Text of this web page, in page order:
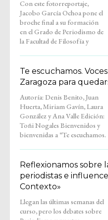
Con este fotorreportaje,
Jacobo García Ochoa pone el
broche final a su formación
en el Grado de Periodismo de
la Facultad de Filosofía y
Letras y cierra también su
etapa como colaborador de
Entremedios. Su trabajo nos
Te escuchamos.
Zaragoza para
Autoría: Denis Benito, Juan
Huerta, Miriam Gavín, Laura
González y Ana Valle Edición:
Toñi Nogales Bienvenidos y
bienvenidas a “Te escuchamos.
Voces de quienes llegaron a
Zaragoza para quedarse”. Un
espacio tranquilo, hecho para
escuchar sin prisas y
Reflexionamos sobre
periodistas e
Contexto»
Llegan las últimas semanas del
curso, pero los debates sobre
nuestro propio podcast de
#Entremedios. Laura Jiménez,